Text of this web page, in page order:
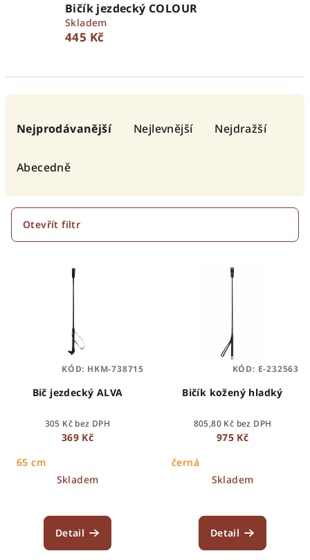
Bičík jezdecký COLOUR
Skladem
445 Kč
r
Nejprodávanější Nejlevnější Nejdražší
Abecedně
Otevřít filtr
Bič jezdecký ALVA
305 Kč bez DPH
369 Kč
65 cm
Skladem
Detail
KÓD: HKM-738715
Bičík kožený hladký
805,80 Kč bez DPH
975 Kč
černá
Skladem
Detail
KÓD: E-232563